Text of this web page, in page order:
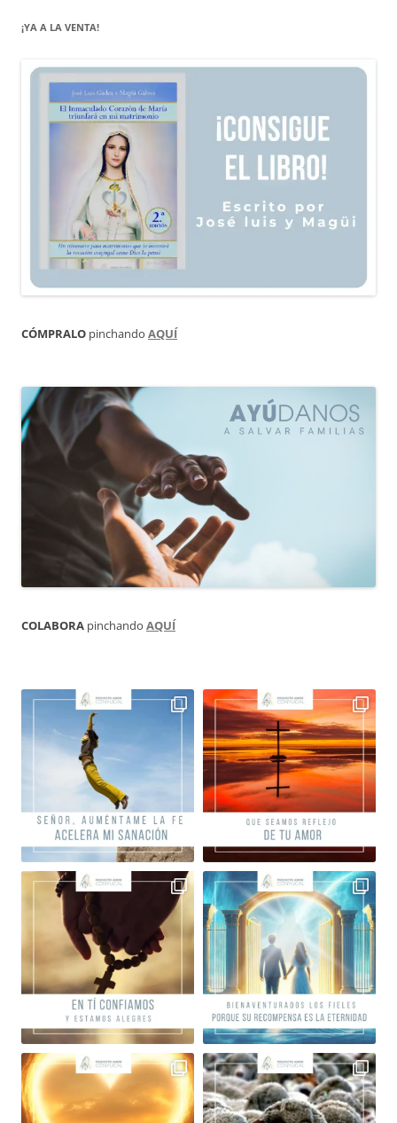
¡YA A LA VENTA!
CÓMPRALO pinchando AQUÍ
COLABORA pinchando AQUÍ